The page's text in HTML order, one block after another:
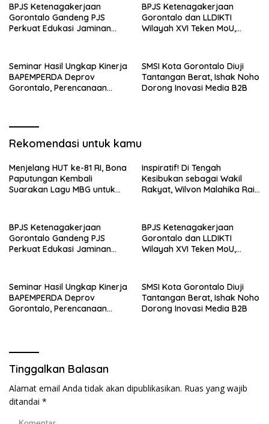
BPJS Ketenagakerjaan
Gorontalo Gandeng PJS
Perkuat Edukasi Jaminan
BPJS Ketenagakerjaan
Gorontalo dan LLDIKTI
Wilayah XVI Teken MoU,
Seminar Hasil Ungkap Kinerja
BAPEMPERDA Deprov
Gorontalo, Perencanaan
SMSI Kota Gorontalo Diuji
Tantangan Berat, Ishak Noho
Dorong Inovasi Media B2B
Rekomendasi untuk kamu
Menjelang HUT ke-81 RI, Bona
Paputungan Kembali
Suarakan Lagu MBG untuk
Inspiratif! Di Tengah
Kesibukan sebagai Wakil
Rakyat, Wilvon Malahika Raih
BPJS Ketenagakerjaan
Gorontalo Gandeng PJS
Perkuat Edukasi Jaminan
BPJS Ketenagakerjaan
Gorontalo dan LLDIKTI
Wilayah XVI Teken MoU,
Seminar Hasil Ungkap Kinerja
BAPEMPERDA Deprov
Gorontalo, Perencanaan
SMSI Kota Gorontalo Diuji
Tantangan Berat, Ishak Noho
Dorong Inovasi Media B2B
Tinggalkan Balasan
Alamat email Anda tidak akan dipublikasikan. Ruas yang wajib
ditandai *